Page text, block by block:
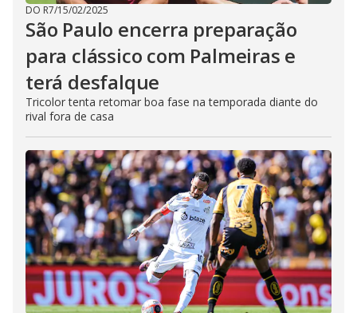
DO R7/15/02/2025
São Paulo encerra preparação
para clássico com Palmeiras e
terá desfalque
Tricolor tenta retomar boa fase na temporada diante do
rival fora de casa